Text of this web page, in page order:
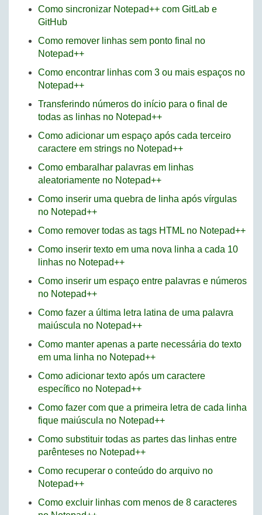
Como sincronizar Notepad++ com GitLab e
GitHub
Como remover linhas sem ponto final no
Notepad++
Como encontrar linhas com 3 ou mais espaços no
Notepad++
Transferindo números do início para o final de
todas as linhas no Notepad++
Como adicionar um espaço após cada terceiro
caractere em strings no Notepad++
Como embaralhar palavras em linhas
aleatoriamente no Notepad++
Como inserir uma quebra de linha após vírgulas
no Notepad++
Como remover todas as tags HTML no Notepad++
Como inserir texto em uma nova linha a cada 10
linhas no Notepad++
Como inserir um espaço entre palavras e números
no Notepad++
Como fazer a última letra latina de uma palavra
maiúscula no Notepad++
Como manter apenas a parte necessária do texto
em uma linha no Notepad++
Como adicionar texto após um caractere
específico no Notepad++
Como fazer com que a primeira letra de cada linha
fique maiúscula no Notepad++
Como substituir todas as partes das linhas entre
parênteses no Notepad++
Como recuperar o conteúdo do arquivo no
Notepad++
Como excluir linhas com menos de 8 caracteres